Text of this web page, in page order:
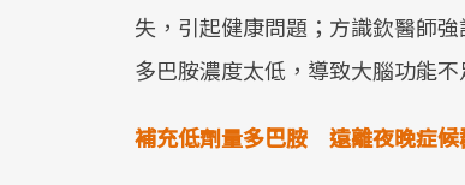
失，引起健康問題；方識欽醫師
多巴胺濃度太低，導致大腦功能
補充低劑量多巴胺 遠離夜晚症候